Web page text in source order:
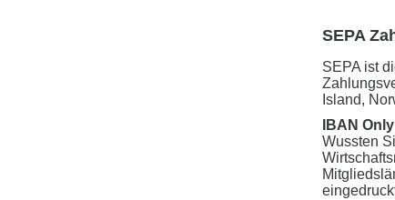
SEPA
SEPA ist
Island,
IBAN
Wussten